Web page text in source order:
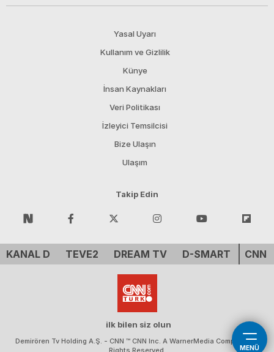
MENÜ
Yasal Uyarı
Kullanım ve Gizlilik
Künye
İnsan Kaynakları
Veri Politikası
İzleyici Temsilcisi
Bize Ulaşın
Ulaşım
Takip Edin
KANAL D TEVE2 DREAM TV D-SMART CNN
ilk bilen siz olun
Demirören Tv Holding A.Ş. - CNN ™ CNN Inc. A WarnerMedia Company. All